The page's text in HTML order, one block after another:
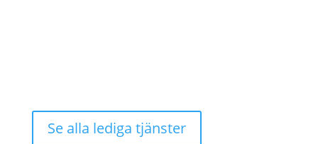
Se alla lediga tjänster